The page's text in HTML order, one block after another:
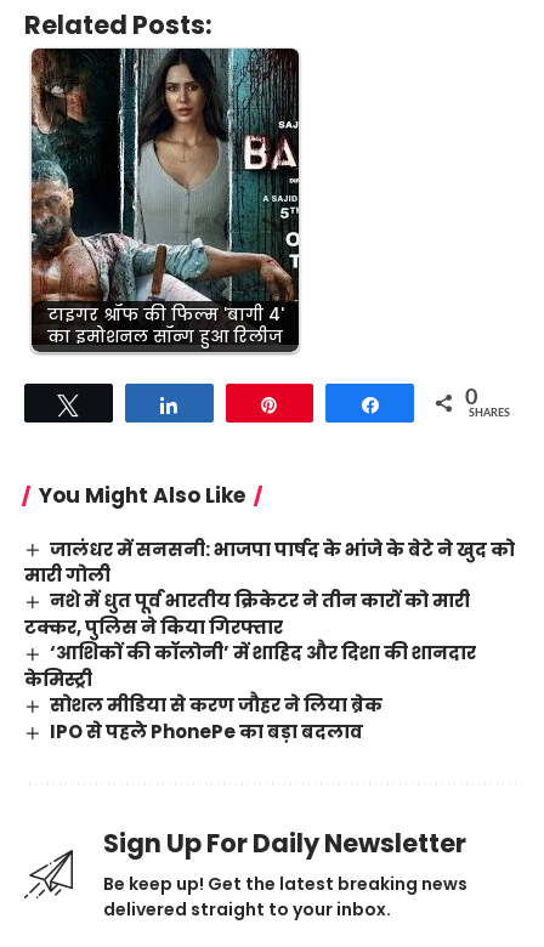
Related Posts:
टाइगर श्रॉफ की फिल्म 'बागी 4'
का इमोशनल सॉन्ग हुआ रिलीज
Share 0
SHARES
You Might Also Like
जालंधर में सनसनी: भाजपा पार्षद के भांजे के बेटे ने खुद को
मारी गोली
नशे में धुत पूर्व भारतीय क्रिकेटर ने तीन कारों को मारी
टक्कर, पुलिस ने किया गिरफ्तार
‘आशिकों की कॉलोनी’ में शाहिद और दिशा की शानदार
केमिस्ट्री
सोशल मीडिया से करण जौहर ने लिया ब्रेक
IPO से पहले PhonePe का बड़ा बदलाव
Sign Up For Daily Newsletter
Be keep up! Get the latest breaking news
delivered straight to your inbox.